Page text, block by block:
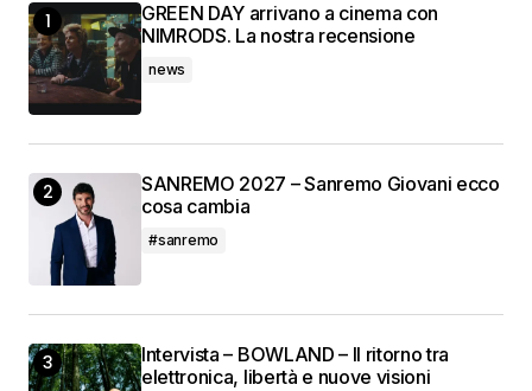
GREEN DAY arrivano a cinema con
NIMRODS. La nostra recensione
news
SANREMO 2027 – Sanremo Giovani ecco
cosa cambia
#sanremo
Intervista – BOWLAND – Il ritorno tra
elettronica, libertà e nuove visioni